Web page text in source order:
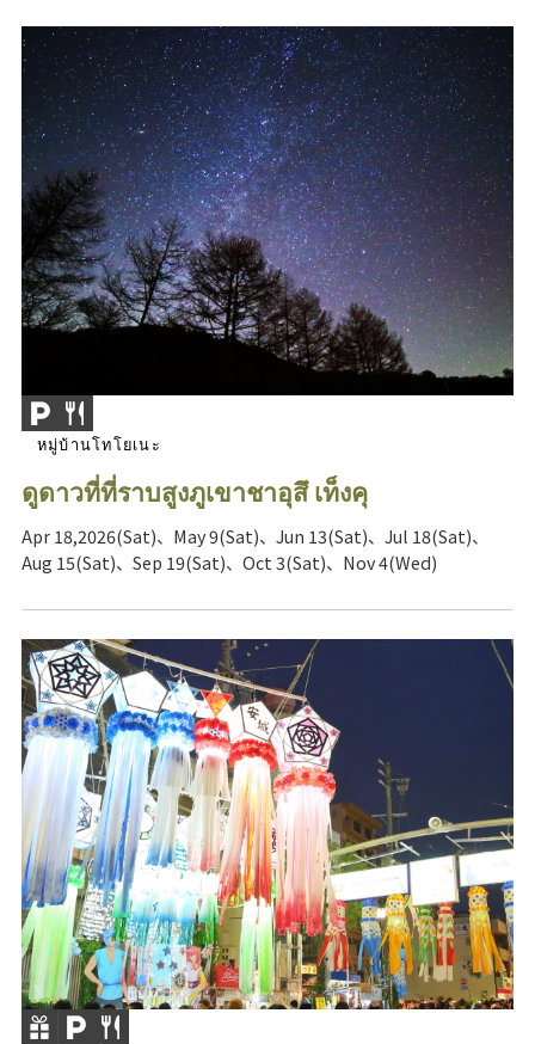
หมู่บ้านโทโยเนะ
ดูดาวที่ที่ราบสูงภูเขาชาอุสึ เท็งคุ
Apr 18,2026(Sat)、May 9(Sat)、Jun 13(Sat)、Jul 18(Sat)、
Aug 15(Sat)、Sep 19(Sat)、Oct 3(Sat)、Nov 4(Wed)